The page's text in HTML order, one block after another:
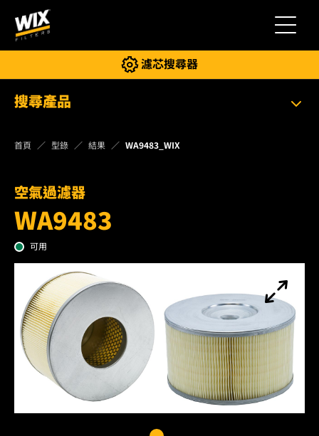
切換導航
濾芯搜尋器
搜尋產品
首頁 型錄 結果 WA9483_WIX
空氣過濾器
WA9483
可用